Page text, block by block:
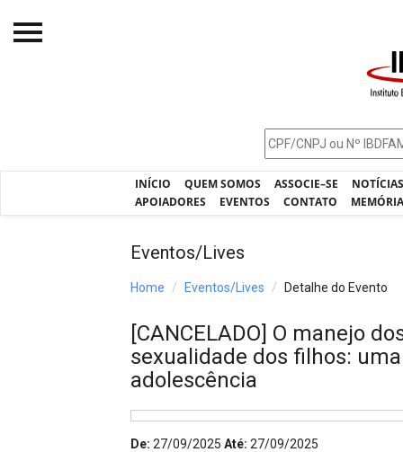
INÍCIO QUEM SOMOS ASSOCIE–SE
APOIADORES
EVENTOS CONTATO
Processos - IBDFAM
Projetos do IBDFAM
Eventos/Lives
Home Eventos/Lives Detalhe do Evento
[CANCELADO] O manejo
sexualidade dos filhos:
adolescência
De: 27/09/2025 Até: 27/09/2025